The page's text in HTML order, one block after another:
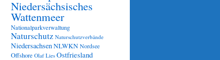
Niedersächsisches
Wattenmeer
Nationalparkverwaltung
Naturschutz Naturschutzverbände
NiedersachsenNLWKNNordsee
Offshore Olaf Lies Ostfriesland